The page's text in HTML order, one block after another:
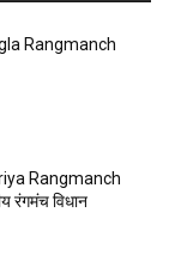
Rangmanch
Rangmanch
रंगमंच विधान